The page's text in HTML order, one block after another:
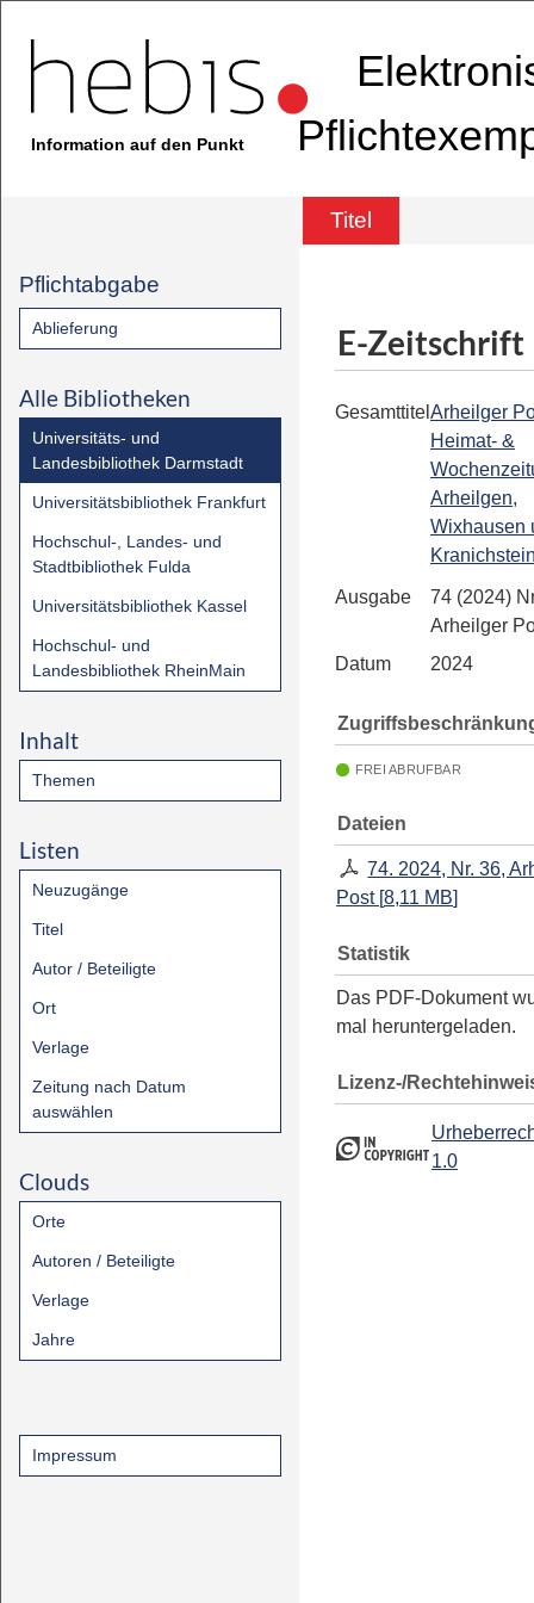
Information auf den Punkt
Titel
Pflichtabgabe
Ablieferung
Alle Bibliotheken
Universitäts- und
Landesbibliothek Darmstadt
Universitätsbibliothek Frankfurt
Hochschul-, Landes- und
Stadtbibliothek Fulda
Universitätsbibliothek Kassel
Hochschul- und
Landesbibliothek RheinMain
Inhalt
Themen
Listen
Neuzugänge
Titel
Autor / Beteiligte
Ort
Verlage
Zeitung nach Datum
auswählen
Clouds
Orte
Autoren / Beteiligte
Verlage
Jahre
Impressum
E-Zeitschrift
Gesamttitel Arheilger
Heimat- &
Arheilgen,
Wixhausen
Ausgabe
74 (2024)
Arheilger
Datum
2024
FREI ABRUFBAR
Dateien
74. 2024, Nr. 36,
Post[8,11 MB]
Statistik
Das PDF-Dokument
mal heruntergeladen.
Lizenz-/
1.0